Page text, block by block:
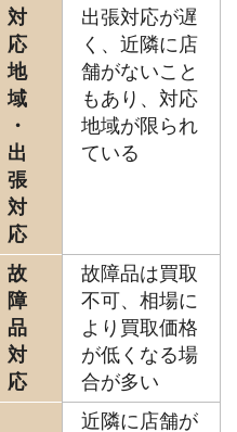
対
応
地
域
・
出
張
対
応
出張対応が遅
く、近隣に店
舗がないこと
もあり、対応
地域が限られ
ている
故
障
品
対
応
故障品は買取
不可、相場に
より買取価格
が低くなる場
合が多い
近隣に店舗が